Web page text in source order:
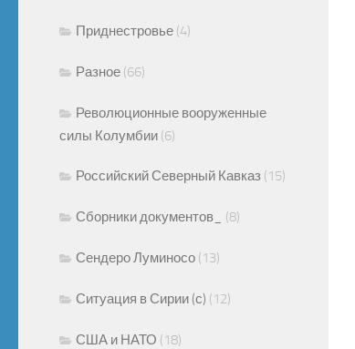
Приднестровье (4)
Разное (66)
Революционные вооруженные
силы Колумбии (6)
Российский Северный Кавказ (15)
Сборники документов_ (8)
Сендеро Луминосо (13)
Ситуация в Сирии (с) (12)
США и НАТО (18)